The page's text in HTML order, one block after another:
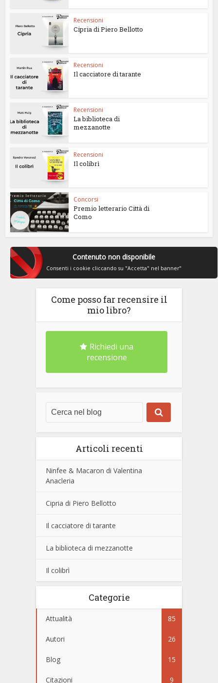
Recensioni
Cipria di Piero Bellotto
Recensioni
Il cacciatore di tarante
Recensioni
La biblioteca di
mezzanotte
Recensioni
Il colibrì
Concorsi
Premio letterario Città di
Como
Contenuto non disponibile
Consenti i cookie cliccando su "Accetta" nel banner"
Come posso far recensire il
mio libro?
Richiedi una
recensione
Articoli recenti
Ninfee & Macaron di Valentina
Anacleria
Cipria di Piero Bellotto
Il cacciatore di tarante
La biblioteca di mezzanotte
Il colibrì
Categorie
Attualità 85
Autori 26
Blog 15
Citazioni 9